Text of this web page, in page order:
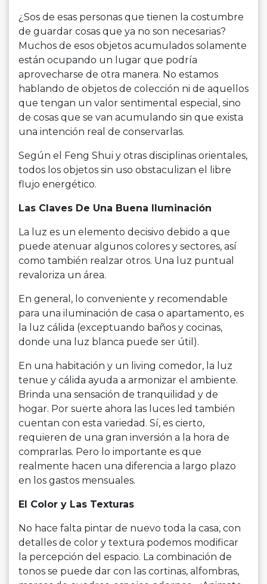
¿Sos de esas personas que tienen la costumbre
de guardar cosas que ya no son necesarias?
Muchos de esos objetos acumulados solamente
están ocupando un lugar que podría
aprovecharse de otra manera. No estamos
hablando de objetos de colección ni de aquellos
que tengan un valor sentimental especial, sino
de cosas que se van acumulando sin que exista
una intención real de conservarlas.
Según el Feng Shui y otras disciplinas orientales,
todos los objetos sin uso obstaculizan el libre
flujo energético.
Las Claves De Una Buena Iluminación
La luz es un elemento decisivo debido a que
puede atenuar algunos colores y sectores, así
como también realzar otros. Una luz puntual
revaloriza un área.
En general, lo conveniente y recomendable
para una iluminación de casa o apartamento, es
la luz cálida (exceptuando baños y cocinas,
donde una luz blanca puede ser útil).
En una habitación y un living comedor, la luz
tenue y cálida ayuda a armonizar el ambiente.
Brinda una sensación de tranquilidad y de
hogar. Por suerte ahora las luces led también
cuentan con esta variedad. Sí, es cierto,
requieren de una gran inversión a la hora de
comprarlas. Pero lo importante es que
realmente hacen una diferencia a largo plazo
en los gastos mensuales.
El Color y Las Texturas
No hace falta pintar de nuevo toda la casa, con
detalles de color y textura podemos modificar
la percepción del espacio. La combinación de
tonos se puede dar con las cortinas, alfombras,